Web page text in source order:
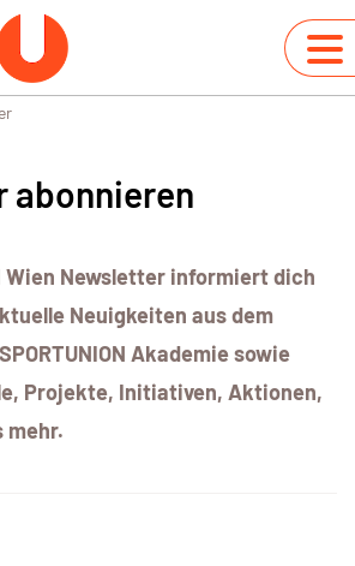
abonnieren
Wien Newsletter informiert dich
Neuigkeiten aus dem
Akademie sowie
Projekte, Initiativen, Aktionen,
mehr.